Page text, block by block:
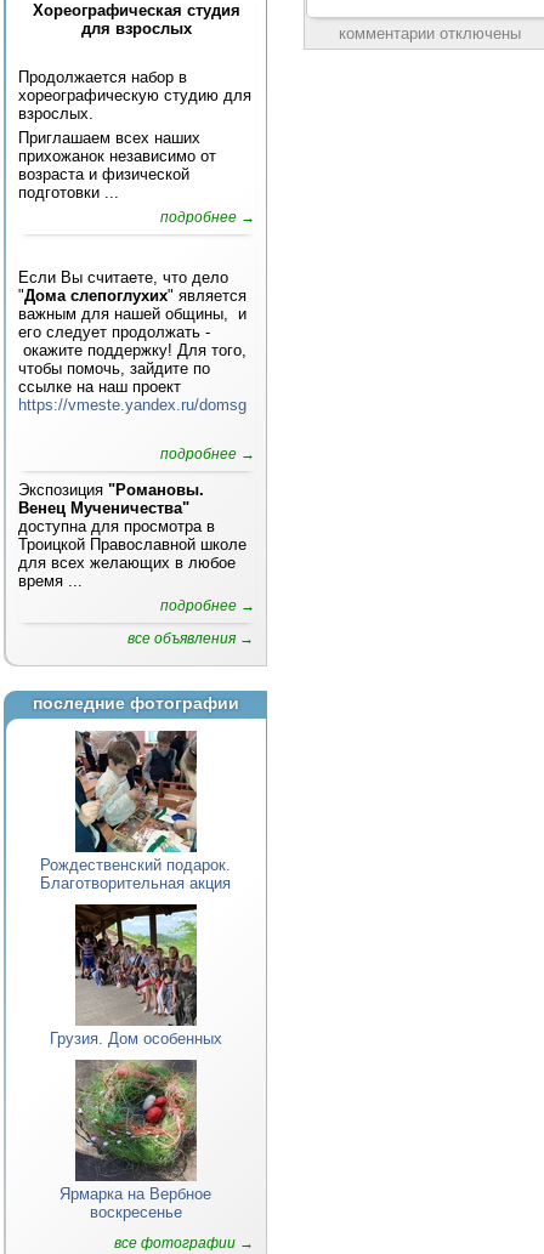
Хореографическая студия
для взрослых
Продолжается набор в
хореографическую студию для
взрослых.
Приглашаем всех наших
прихожанок независимо от
возраста и физической
подготовки ...
подробнее →
Если Вы считаете, что дело
"Дома слепоглухих" является
важным для нашей общины, и
его следует продолжать -
окажите поддержку! Для того,
чтобы помочь, зайдите по
ссылке на наш проект
https://vmeste.yandex.ru/domsg
подробнее →
Экспозиция "Романовы.
Венец Мученичества"
доступна для просмотра в
Троицкой Православной школе
для всех желающих в любое
время ...
подробнее →
все объявления →
последние фотографии
Рождественский подарок.
Благотворительная акция
Грузия. Дом особенных
Ярмарка на Вербное
воскресенье
все фотографии →
комментарии отключены